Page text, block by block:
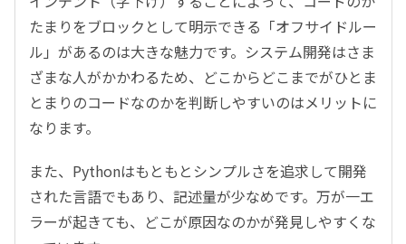
たまりをブロックとして明示できる「オフサイドルー
ル」があるのは大きな魅力です。システム開発はさま
ざまな人がかかわるため、どこからどこまでがひとま
とまりのコードなのかを判断しやすいのはメリットに
なります。
また、Pythonはもともとシンプルさを追求して開発
された言語でもあり、記述量が少なめです。万が一エ
ラーが起きても、どこが原因なのかが発見しやすくな